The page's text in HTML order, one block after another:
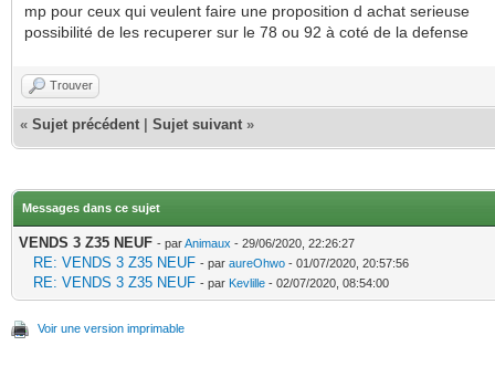
mp pour ceux qui veulent faire une proposition d achat serieuse
possibilité de les recuperer sur le 78 ou 92 à coté de la defense
Trouver
« Sujet précédent Sujet suivant »
Messages dans ce sujet
VENDS 3 Z35 NEUF - parAnimaux - 29/06/2020, 22:26:27
RE: VENDS 3 Z35 NEUF - par aureOhwo - 01/07/2020, 20:57:56
RE: VENDS 3 Z35 NEUF - par Kevlille - 02/07/2020, 08:54:00
Voir une version imprimable